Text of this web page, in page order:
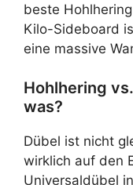
beste
Kilo-Sideboard
eine massive
Hohlhering
was?
Dübel ist nicht
wirklich auf den
Universaldübel